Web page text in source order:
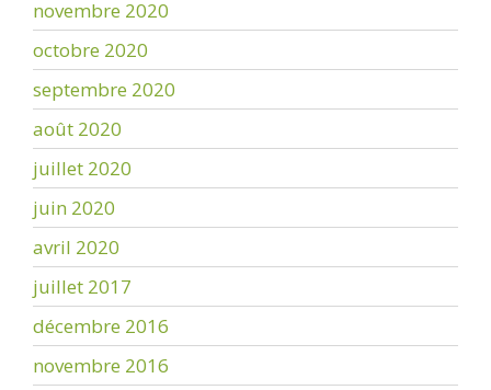
novembre 2020
octobre 2020
septembre 2020
août 2020
juillet 2020
juin 2020
avril 2020
juillet 2017
décembre 2016
novembre 2016